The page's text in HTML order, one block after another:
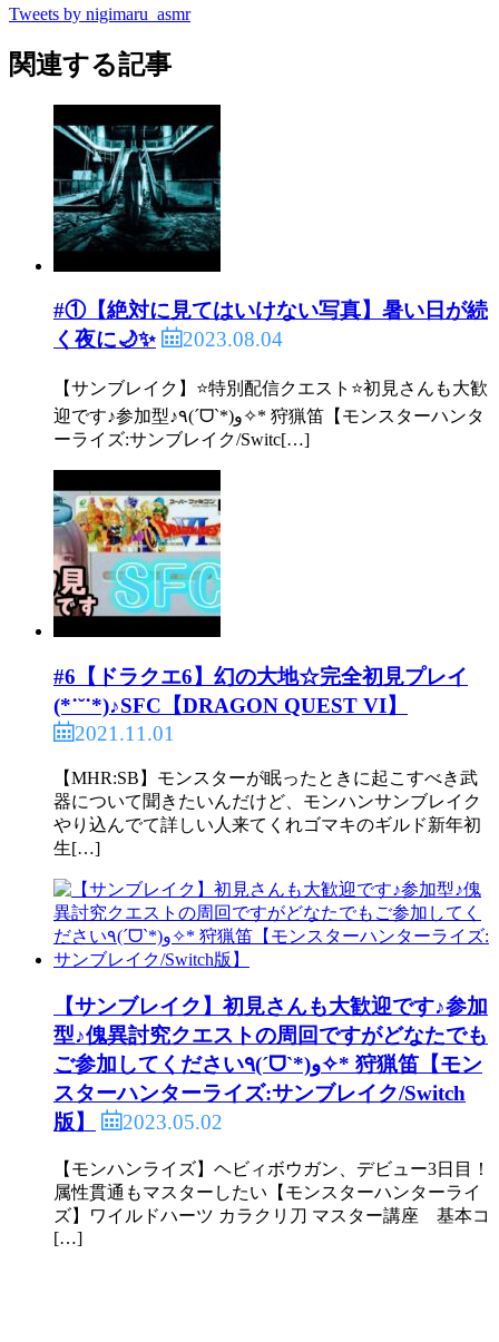
Tweets by nigimaru_asmr
関連する記事
#①【絶対に見てはいけない写真】暑い日が続
く夜に🌙✨
2023.08.04
【サンブレイク】⭐️特別配信クエスト⭐️初見さんも大歓
迎です♪参加型♪٩(ˊᗜˋ*)و✧* 狩猟笛【モンスターハンタ
ーライズ:サンブレイク/Switc[…]
#6【ドラクエ6】幻の大地☆完全初見プレイ
(*˙˘˙*)♪SFC【DRAGON QUEST VI】
2021.11.01
【MHR:SB】モンスターが眠ったときに起こすべき武
器について聞きたいんだけど、モンハンサンブレイク
やり込んでて詳しい人来てくれゴマキのギルド新年初
生[…]
【サンブレイク】初見さんも大歓迎です♪参加
型♪傀異討究クエストの周回ですがどなたでも
ご参加してください٩(ˊᗜˋ*)و✧* 狩猟笛【モン
スターハンターライズ:サンブレイク/Switch
版】
2023.05.02
【モンハンライズ】ヘビィボウガン、デビュー3日目！
属性貫通もマスターしたい【モンスターハンターライ
ズ】ワイルドハーツ カラクリ刀 マスター講座 基本コ
[…]